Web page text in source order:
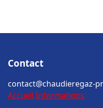
Contact
contact@chaudieregaz-
Accueil Informations